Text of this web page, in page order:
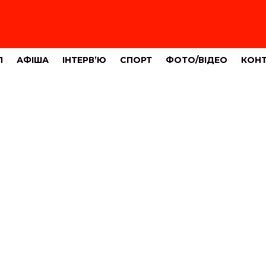
АФІША ІНТЕРВ’Ю СПОРТ ФОТО/ВІДЕО